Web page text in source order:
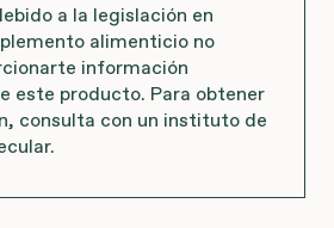
a la legislación en
alimenticio no
información
este producto. Para obtener
consulta con un instituto de